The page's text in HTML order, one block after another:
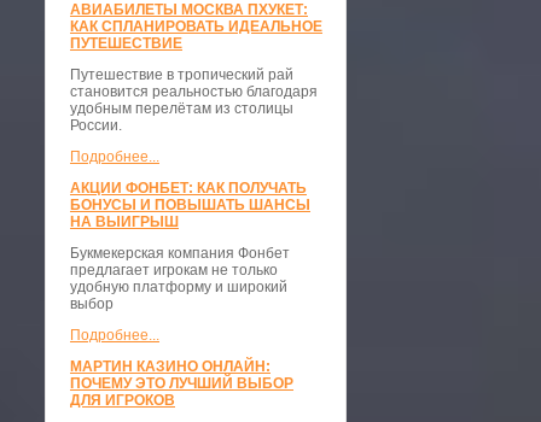
АВИАБИЛЕТЫ МОСКВА ПХУКЕТ:
КАК СПЛАНИРОВАТЬ ИДЕАЛЬНОЕ
ПУТЕШЕСТВИЕ
Путешествие в тропический рай
становится реальностью благодаря
удобным перелётам из столицы
России.
Подробнее...
АКЦИИ ФОНБЕТ: КАК ПОЛУЧАТЬ
БОНУСЫ И ПОВЫШАТЬ ШАНСЫ
НА ВЫИГРЫШ
Букмекерская компания Фонбет
предлагает игрокам не только
удобную платформу и широкий
выбор
Подробнее...
МАРТИН КАЗИНО ОНЛАЙН:
ПОЧЕМУ ЭТО ЛУЧШИЙ ВЫБОР
ДЛЯ ИГРОКОВ